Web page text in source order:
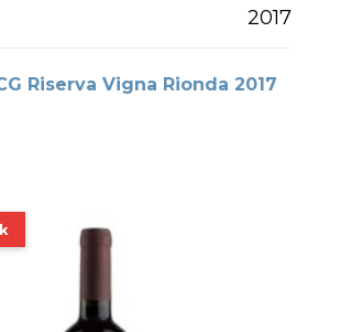
2017
Riserva Vigna Rionda 2017